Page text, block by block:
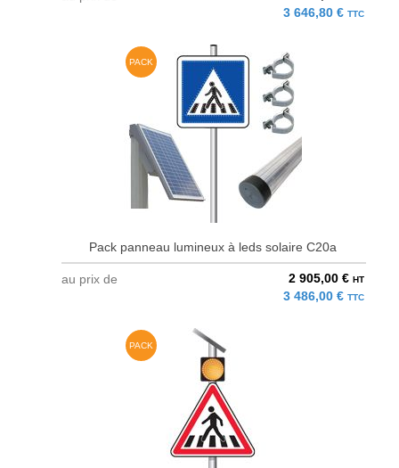
3 646,80 € TTC
PACK
Pack panneau lumineux à leds solaire C20a
au prix de 2 905,00 € HT
3 486,00 € TTC
PACK